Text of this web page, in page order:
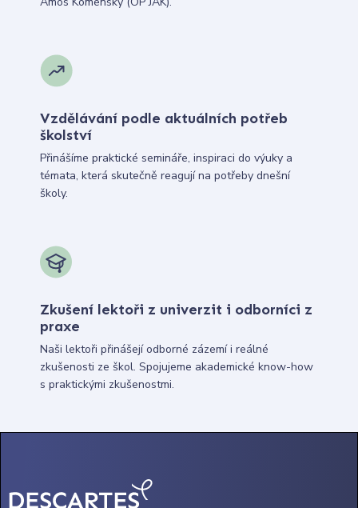
Vzdělávání podle aktuálních potřeb
školství
Přinášíme praktické semináře, inspiraci do výuky a
témata, která skutečně reagují na potřeby dnešní
školy.
Zkušení lektoři z univerzit i odborníci z
praxe
Naši lektoři přinášejí odborné zázemí i reálné
zkušenosti ze škol. Spojujeme akademické know-how
s praktickými zkušenostmi.